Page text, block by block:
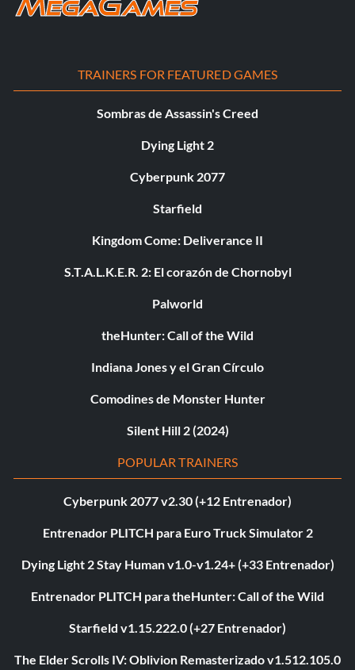
TRAINERS FOR FEATURED GAMES
Sombras de Assassin's Creed
Dying Light 2
Cyberpunk 2077
Starfield
Kingdom Come: Deliverance II
S.T.A.L.K.E.R. 2: El corazón de Chornobyl
Palworld
theHunter: Call of the Wild
Indiana Jones y el Gran Círculo
Comodines de Monster Hunter
Silent Hill 2 (2024)
POPULAR TRAINERS
Cyberpunk 2077 v2.30 (+12 Entrenador)
Entrenador PLITCH para Euro Truck Simulator 2
Dying Light 2 Stay Human v1.0-v1.24+ (+33 Entrenador)
Entrenador PLITCH para theHunter: Call of the Wild
Starfield v1.15.222.0 (+27 Entrenador)
The Elder Scrolls IV: Oblivion Remasterizado v1.512.105.0